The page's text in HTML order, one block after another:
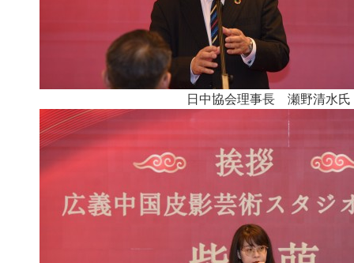
日中協会理事長 瀬野清水氏